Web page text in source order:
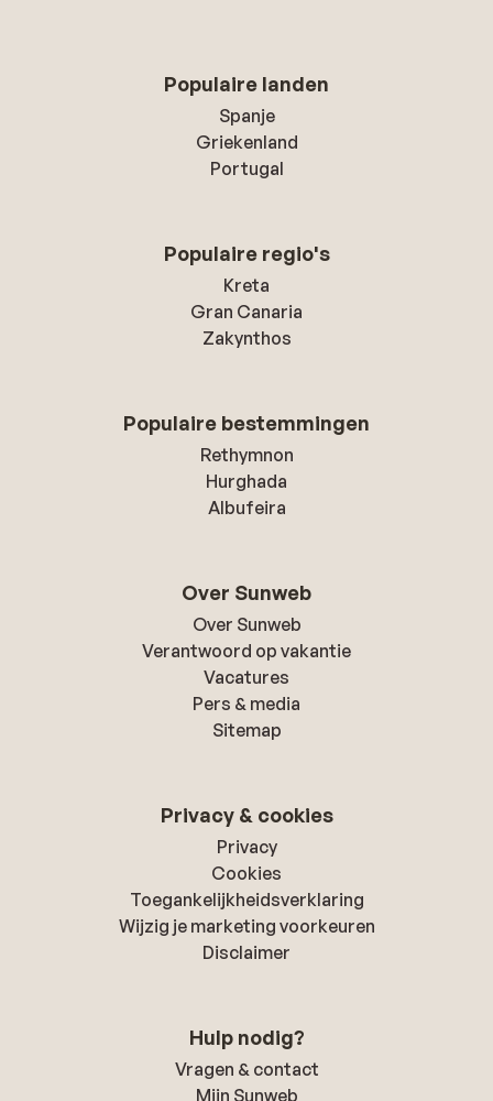
Populaire landen
Spanje
Griekenland
Portugal
Populaire regio's
Kreta
Gran Canaria
Zakynthos
Populaire bestemmingen
Rethymnon
Hurghada
Albufeira
Over Sunweb
Over Sunweb
Verantwoord op vakantie
Vacatures
Pers & media
Sitemap
Privacy & cookies
Privacy
Cookies
Toegankelijkheidsverklaring
Wijzig je marketing voorkeuren
Disclaimer
Hulp nodig?
Vragen & contact
Mijn Sunweb